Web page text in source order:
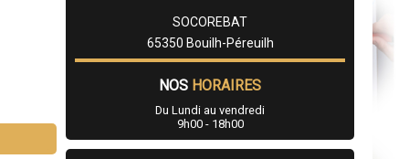
SOCOREBAT
65350 Bouilh-Péreuilh
NOS HORAIRES
Du Lundi au vendredi
9h00 - 18h00